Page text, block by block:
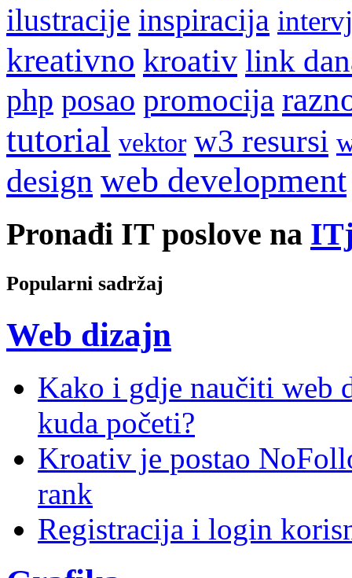
ilustracije inspiracija
kreativno kroativ link
php posao promocija
tutorial vektor w3 resursi
design web development
Pronađi IT poslove na
Popularni sadržaj
Web dizajn
Kako i gdje naučiti web
kuda početi?
Kroativ je postao
rank
Registracija i login